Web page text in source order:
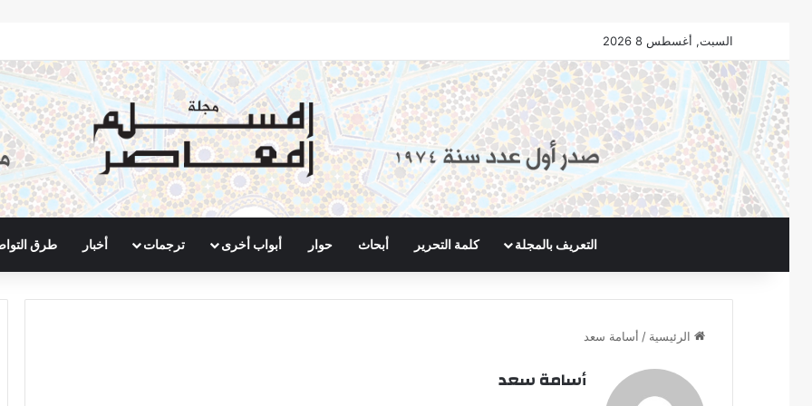
السبت, أغسطس 8 2026
التعريف بالمجلة كلمة التحرير أبحاث حوار أبواب أخرى ترجمات أخبار طرق
الرئيسية / أسامة سعد
أسامة سعد